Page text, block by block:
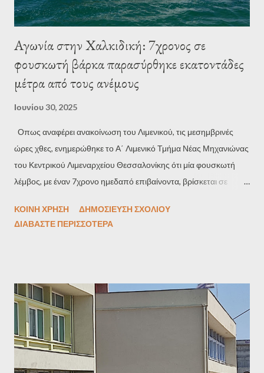
Αγωνία στην Χαλκιδική: 7χρονος σε
φουσκωτή βάρκα παρασύρθηκε εκατοντάδες
μέτρα από τους ανέμους
Ιουνίου 30, 2025
Οπως αναφέρει ανακοίνωση του Λιμενικού, τις μεσημβρινές
ώρες χθες, ενημερώθηκε το Α΄ Λιμενικό Τμήμα Νέας Μηχανιώνας
του Κεντρικού Λιμεναρχείου Θεσσαλονίκης ότι μία φουσκωτή
λέμβος, με έναν 7χρονο ημεδαπό επιβαίνοντα, βρίσκεται σε
των δυσμενών καιρικών συνθηκών που επικρατούσαν στη
Αρχής με ένα Περιπολικό όχημα Λ.Σ.-ΕΛ.ΑΚΤ. Τελικά, ο ανήλικος
και ο πατέρας του εντοπίστηκαν και περισυλλέγησαν, καλά στην
υγεία τους, σε απόσταση 200 μέτρων από την ακτή από τους
υπαλλήλους μίας παρακείμενης επιχείρησης θαλασσίων μέσων
αναψυχής και τον ναυαγοσώστη της περιοχής. Με τη χρήση ενός
ΚΟΙΝΉ ΧΡΉΣΗ
ΔΗΜΟΣΊΕΥΣΗ ΣΧΟΛΊΟΥ
ΔΙΑΒΆΣΤΕ ΠΕΡΙΣΣΌΤΕΡΑ